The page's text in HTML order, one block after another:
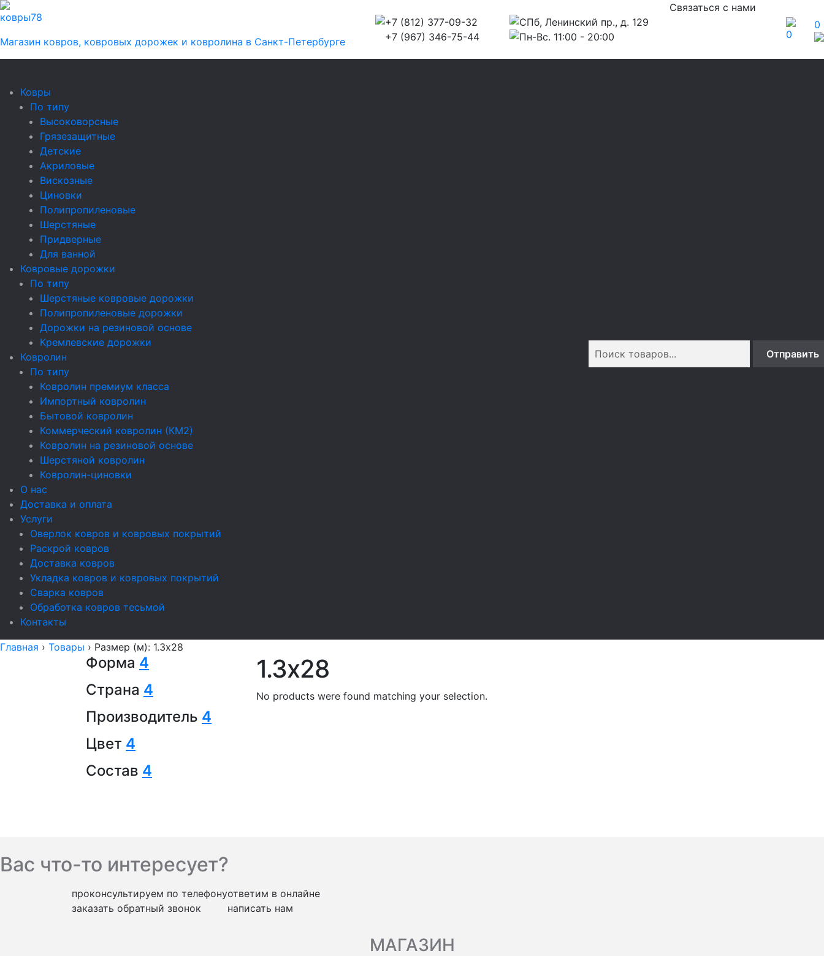
ковры78
Магазин ковров, ковровых дорожек и ковролина в Санкт-Петербурге
+7 (812) 377-09-32
+7 (967) 346-75-44
СПб, Ленинский пр., д. 129
Пн-Вс. 11:00 - 20:00
Связаться с нами
0
0
Ковры
По типу
Высоковорсные
Грязезащитные
Детские
Акриловые
Вискозные
Циновки
Полипропиленовые
Шерстяные
Придверные
Для ванной
Ковровые дорожки
По типу
Шерстяные ковровые дорожки
Полипропиленовые дорожки
Дорожки на резиновой основе
Кремлевские дорожки
Ковролин
По типу
Ковролин премиум класса
Импортный ковролин
Бытовой ковролин
Коммерческий ковролин (КМ2)
Ковролин на резиновой основе
Шерстяной ковролин
Ковролин-циновки
О нас
Доставка и оплата
Услуги
Оверлок ковров и ковровых покрытий
Раскрой ковров
Доставка ковров
Укладка ковров и ковровых покрытий
Сварка ковров
Обработка ковров тесьмой
Контакты
Главная › Товары › Размер (м): 1.3x28
1.3x28
No products were found matching your selection.
Форма 4
Страна 4
Производитель 4
Цвет 4
Состав 4
Вас что-то интересует?
проконсультируем по телефону
заказать обратный звонок
ответим в онлайне
написать нам
МАГАЗИН